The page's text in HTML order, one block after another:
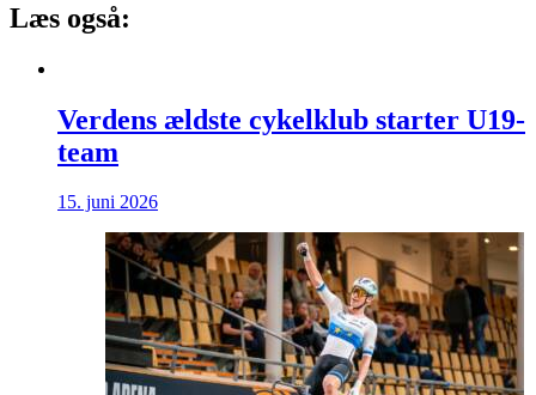
Læs også:
Verdens ældste cykelklub starter U19-
team
15. juni 2026